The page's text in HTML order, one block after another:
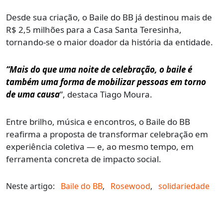
Desde sua criação, o Baile do BB já destinou mais de
R$ 2,5 milhões para a Casa Santa Teresinha,
tornando-se o maior doador da história da entidade.
“Mais do que uma noite de celebração, o baile é
também uma forma de mobilizar pessoas em torno
de uma causa”, destaca Tiago Moura.
Entre brilho, música e encontros, o Baile do BB
reafirma a proposta de transformar celebração em
experiência coletiva — e, ao mesmo tempo, em
ferramenta concreta de impacto social.
Neste artigo: Baile do BB, Rosewood, solidariedade